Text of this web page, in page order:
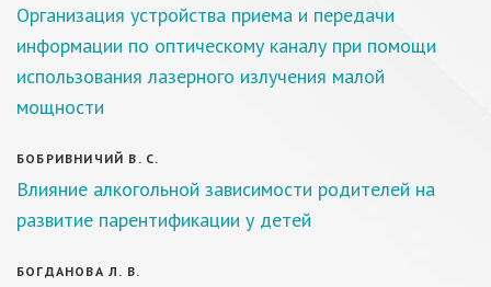
Организация устройства приема и передачи
информации по оптическому каналу при помощи
использования лазерного излучения малой
мощности
БОБРИВНИЧИЙ В. С.
Влияние алкогольной зависимости родителей на
развитие парентификации у детей
БОГДАНОВА Л. В.